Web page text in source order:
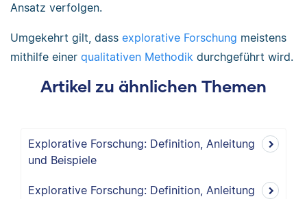
Ansatz verfolgen.
Umgekehrt gilt, dass explorative Forschung meistens
mithilfe einer qualitativen Methodik durchgeführt wird.
Artikel zu ähnlichen Themen
Explorative Forschung: Definition, Anleitung
und Beispiele
Explorative Forschung: Definition, Anleitung